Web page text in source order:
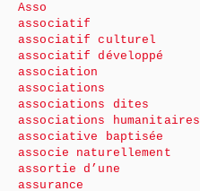
Asso
associatif
associatif culturel
associatif développé
association
associations
associations dites
associations humanitaires
associative baptisée
associe naturellement
assortie d’une
assurance